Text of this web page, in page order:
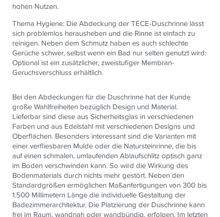
hohen Nutzen.
Thema Hygiene: Die Abdeckung der TECE-Duschrinne lässt
sich problemlos herausheben und die Rinne ist einfach zu
reinigen. Neben dem Schmutz haben es auch schlechte
Gerüche schwer, selbst wenn ein Bad nur selten genutzt wird:
Optional ist ein zusätzlicher, zweistufiger Membran-
Geruchsverschluss erhältlich.
Bei den Abdeckungen für die Duschrinne hat der Kunde
große Wahlfreiheiten bezüglich Design und Material.
Lieferbar sind diese aus Sicherheitsglas in verschiedenen
Farben und aus Edelstahl mit verschiedenen Designs und
Oberflächen. Besonders interessant sind die Varianten mit
einer verfliesbaren Mulde oder die Natursteinrinne, die bis
auf einen schmalen, umlaufenden Ablaufschlitz optisch ganz
im Boden verschwinden kann. So wird die Wirkung des
Bodenmaterials durch nichts mehr gestört. Neben den
Standardgrößen ermöglichen Maßanfertigungen von 300 bis
1.500 Millimetern Länge die individuelle Gestaltung der
Badezimmerarchitektur. Die Platzierung der Duschrinne kann
frei im Raum, wandnah oder wandbündig, erfolgen. Im letzten